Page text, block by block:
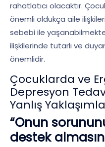
rahatlatıcı olacaktır.
önemli oldukça aile
sebebi ile
ilişkilerinde tutarlı ve
önemlidir.
Çocuklarda ve
Depresyon
Yanlış
“Onun
destek